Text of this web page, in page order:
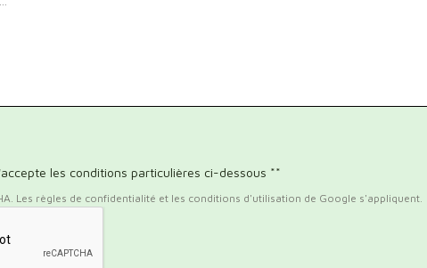
les conditions particulières ci-dessous **
Les règles de confidentialité et les conditions d'utilisation de Google s'appliquent.